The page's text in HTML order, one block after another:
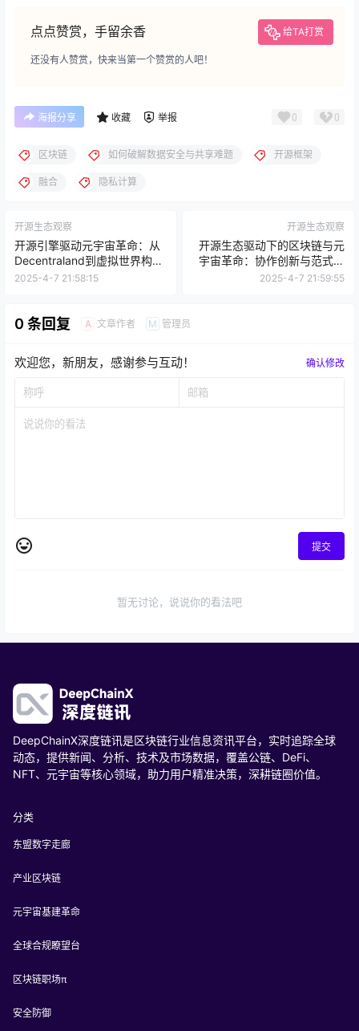
点点赞赏，手留余香 给TA打赏
还没有人赞赏，快来当第一个赞赏的人吧！
海报分享 收藏 举报 0 0
区块链 如何破解数据安全与共享难题 开源框架
融合 隐私计算
开源生态观察
开源引擎驱动元宇宙革命：从
Decentraland到虚拟世界构建
新纪元
2025-4-7 21:58:15
开源生态观察
开源生态驱动下的区块链与元
宇宙革命：协作创新与范式重
构
2025-4-7 21:59:55
0 条回复 A 文章作者 M 管理员
欢迎您，新朋友，感谢参与互动！ 确认修改
提交
暂无讨论，说说你的看法吧
DeepChainX深度链讯是区块链行业信息资讯平台，实时追踪全球
动态，提供新闻、分析、技术及市场数据，覆盖公链、DeFi、
NFT、元宇宙等核心领域，助力用户精准决策，深耕链圈价值。
分类
东盟数字走廊
产业区块链
元宇宙基建革命
全球合规瞭望台
区块链职场π
安全防御